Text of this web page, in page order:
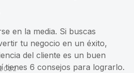
en la media. Si buscas
tu negocio en un éxito,
del cliente es un buen
tienes 6 consejos para lograrlo.